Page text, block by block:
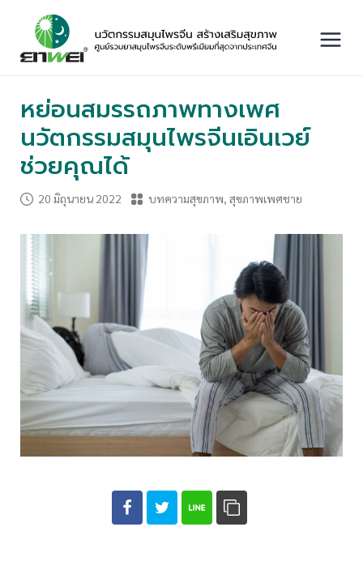
content
หย่อนสมรรถภาพทางเพศ
นวัตกรรมสมุนไพรจีนเอินเวย์
ช่วยคุณได้
20 มิถุนายน 2022 บทความสุขภาพ, สุขภาพเพศชาย